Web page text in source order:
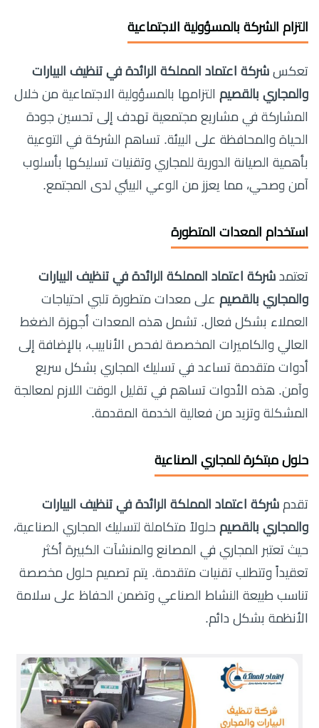
التزام الشركة بالمسؤولية الاجتماعية
تعكس شركة اعتماد المملكة الرائدة في تنظيف البيارات
والمجاري بالقصيم التزامها بالمسؤولية الاجتماعية من خلال
المشاركة في مشاريع مجتمعية تهدف إلى تحسين جودة
الحياة والمحافظة على البيئة. تساهم الشركة في التوعية
بأهمية الصيانة الدورية للمجاري وتقنيات تسليكها بأسلوب
آمن وصحي، مما يعزز من الوعي البيئي لدى المجتمع.
استخدام المعدات المتطورة
تعتمد شركة اعتماد المملكة الرائدة في تنظيف البيارات
والمجاري بالقصيم على معدات متطورة تلبي احتياجات
العملاء بشكل فعال. تشمل هذه المعدات أجهزة الضغط
العالي والكاميرات المخصصة لفحص الأنابيب، بالإضافة إلى
أدوات متقدمة تساعد في تسليك المجاري بشكل سريع
وآمن. هذه الأدوات تساهم في تقليل الوقت اللازم لمعالجة
المشكلة وتزيد من فعالية الخدمة المقدمة.
حلول مبتكرة للمجاري الصناعية
تقدم شركة اعتماد المملكة الرائدة في تنظيف البيارات
والمجاري بالقصيم حلولاً متكاملة لتسليك المجاري الصناعية،
حيث تعتبر المجاري في المصانع والمنشآت الكبيرة أكثر
تعقيداً وتتطلب تقنيات متقدمة. يتم تصميم حلول مخصصة
تناسب طبيعة النشاط الصناعي وتضمن الحفاظ على سلامة
الأنظمة بشكل دائم.